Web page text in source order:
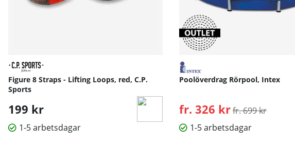
Figure 8 Straps - Lifting Loops, red, C.P.
Sports
199 kr
1-5 arbetsdagar
Poolöverdrag Rörpool, Intex
fr. 326 krOrdinarie pris:
fr. 699 kr
1-5 arbetsdagar